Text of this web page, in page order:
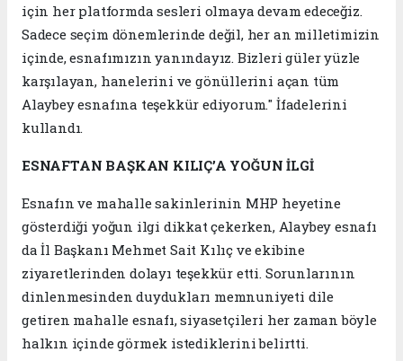
için her platformda sesleri olmaya devam edeceğiz.
Sadece seçim dönemlerinde değil, her an milletimizin
içinde, esnafımızın yanındayız. Bizleri güler yüzle
karşılayan, hanelerini ve gönüllerini açan tüm
Alaybey esnafına teşekkür ediyorum." İfadelerini
kullandı.
ESNAFTAN BAŞKAN KILIÇ’A YOĞUN İLGİ
Esnafın ve mahalle sakinlerinin MHP heyetine
gösterdiği yoğun ilgi dikkat çekerken, Alaybey esnafı
da İl Başkanı Mehmet Sait Kılıç ve ekibine
ziyaretlerinden dolayı teşekkür etti. Sorunlarının
dinlenmesinden duydukları memnuniyeti dile
getiren mahalle esnafı, siyasetçileri her zaman böyle
halkın içinde görmek istediklerini belirtti.